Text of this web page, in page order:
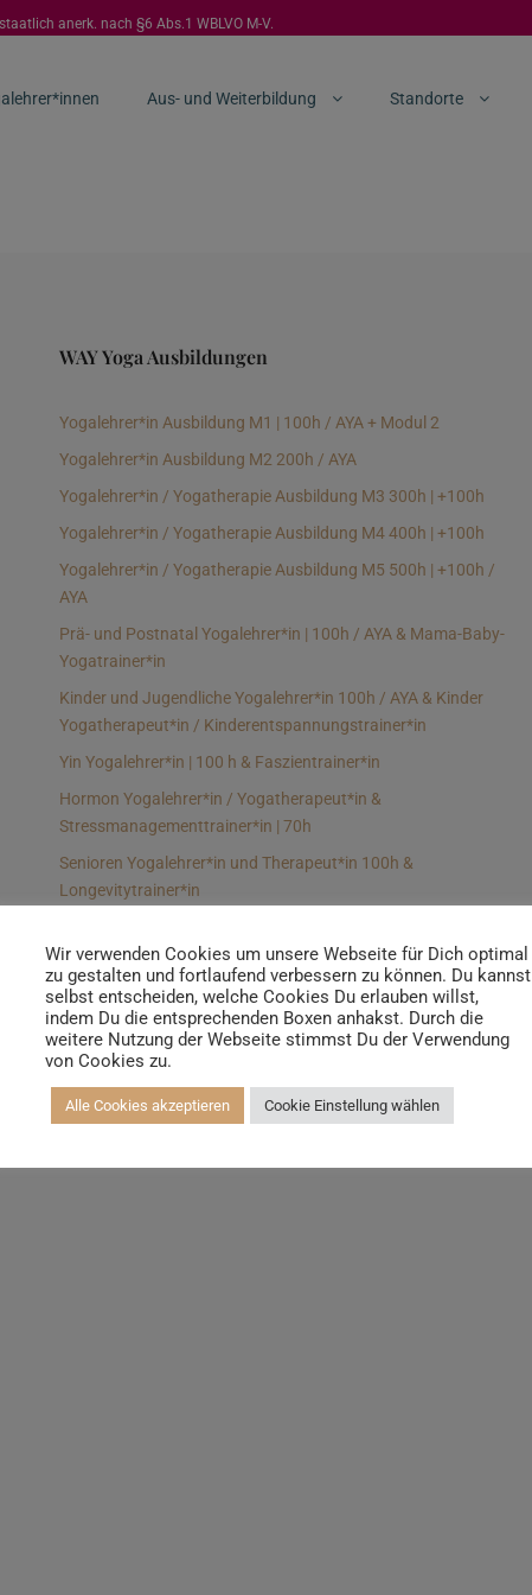
anerk. nach §6 Abs.1 WBLVO M-V.
Aus- und Weiterbildung Standorte
WAY Yoga Ausbildungen
Yogalehrer*in Ausbildung M1 | 100h / AYA + Modul 2
Yogalehrer*in Ausbildung M2 200h / AYA
Yogalehrer*in / Yogatherapie Ausbildung M3 300h | +100h
Yogalehrer*in / Yogatherapie Ausbildung M4 400h | +100h
Yogalehrer*in / Yogatherapie Ausbildung M5 500h | +100h /
AYA
Prä- und Postnatal Yogalehrer*in | 100h / AYA & Mama-Baby-
Yogatrainer*in
Kinder und Jugendliche Yogalehrer*in 100h / AYA & Kinder
Yogatherapeut*in / Kinderentspannungstrainer*in
Yin Yogalehrer*in | 100 h & Faszientrainer*in
Hormon Yogalehrer*in / Yogatherapeut*in &
Stressmanagementtrainer*in | 70h
Senioren Yogalehrer*in und Therapeut*in 100h &
Longevitytrainer*in
Meditationsleiter*in | 50h & Achtsamkeitstrainer*in
Yoga Alignmenttrainer*in | 40h
Yoga Hilfsmitteltrainer*in Ausbildung | 10 h
Wir verwenden Cookies um unsere Webseite für Dich optimal
zu gestalten und fortlaufend verbessern zu können. Du kannst
selbst entscheiden, welche Cookies Du erlauben willst,
indem Du die entsprechenden Boxen anhakst. Durch die
weitere Nutzung der Webseite stimmst Du der Verwendung
von Cookies zu.
Alle Cookies akzeptieren Cookie Einstellung wählen